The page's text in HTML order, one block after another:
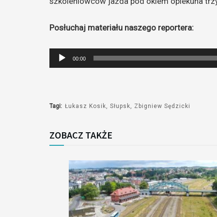
Posłuchaj materiału naszego reportera:
Odtwarzacz
plików
00:00
Tagi: Łukasz Kosik Słupsk Zbigniew Sędzicki
ZOBACZ TAKŻE